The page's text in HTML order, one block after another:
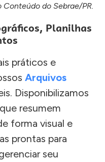
do Sebrae/PR.
Planilhas
práticos e
Arquivos
Disponibilizamos
resumem
forma visual e
prontas para
seu